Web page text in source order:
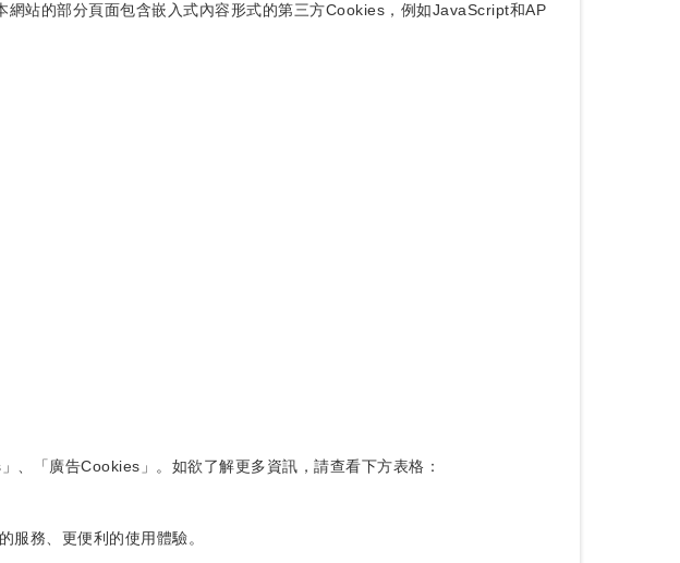
站的部分頁面包含嵌入式內容形式的第三方Cookies，例如JavaScript和AP
「廣告Cookies」。如欲了解更多資訊，請查看下方表格：
務、更便利的使用體驗。